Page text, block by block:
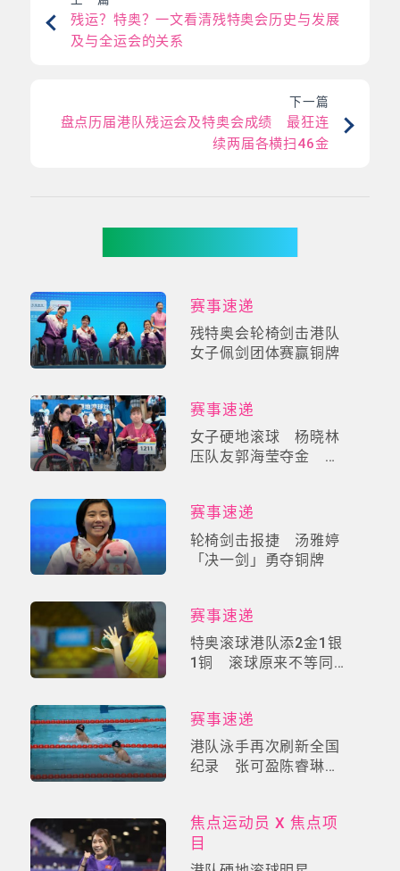
残运？特奥？一文看清残特奥会历史与发展
及与全运会的关系
下一篇
盘点历届港队残运会及特奥会成绩 最狂连
续两届各横扫46金
赛事速递
残特奥会轮椅剑击港队
女子佩剑团体赛赢铜牌
赛事速递
女子硬地滚球 杨晓林
压队友郭海莹夺金 何
赛事速递
轮椅剑击报捷 汤雅婷
「决一剑」勇夺铜牌
赛事速递
特奥滚球港队添2金1银
1铜 滚球原来不等同
赛事速递
港队泳手再次刷新全国
纪录 张可盈陈睿琳包
焦点运动员 X 焦点项
目